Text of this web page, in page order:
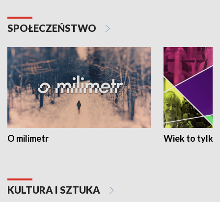
SPOŁECZEŃSTWO
O milimetr Wiek to tylko
KULTURA I SZTUKA